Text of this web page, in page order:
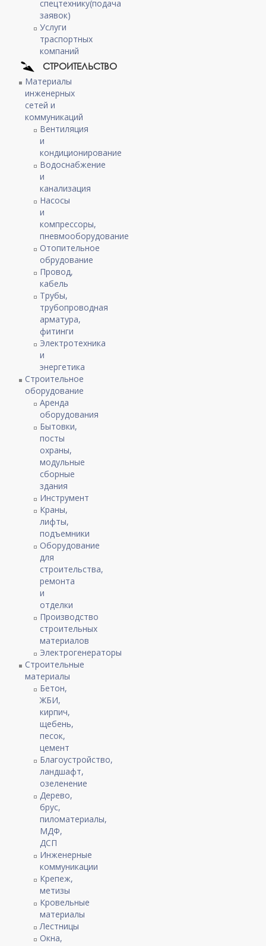
спецтехнику(подача
заявок)
Услуги
траспортных
компаний
СТРОИТЕЛЬСТВО
Материалы
инженерных
сетей и
коммуникаций
Вентиляция
и
кондиционирование
Водоснабжение
и
канализация
Насосы
и
компрессоры,
пневмооборудование
Отопительное
обрудование
Провод,
кабель
Трубы,
трубопроводная
арматура,
фитинги
Электротехника
и
энергетика
Строительное
оборудование
Аренда
оборудования
Бытовки,
посты
охраны,
модульные
сборные
здания
Инструмент
Краны,
лифты,
подъемники
Оборудование
для
строительства,
ремонта
и
отделки
Производство
строительных
материалов
Электрогенераторы
Строительные
материалы
Бетон,
ЖБИ,
кирпич,
щебень,
песок,
цемент
Благоустройство,
ландшафт,
озеленение
Дерево,
брус,
пиломатериалы,
МДФ,
ДСП
Инженерные
коммуникации
Крепеж,
метизы
Кровельные
материалы
Лестницы
Окна,